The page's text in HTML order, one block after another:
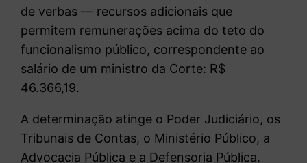
de verbas — recursos adicionais que
permitem remunerações acima do teto do
funcionalismo público, correspondente ao
salário de um ministro da Corte: R$
46.366,19.
A determinação atinge o Poder Judiciário, os
Tribunais de Contas, o Ministério Público, a
Advocacia Pública e a Defensoria Pública.